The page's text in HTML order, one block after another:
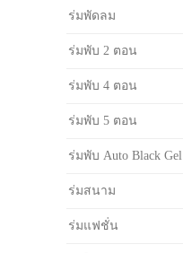
ร่มพัดลม
ร่มพับ 2 ตอน
ร่มพับ 4 ตอน
ร่มพับ 5 ตอน
ร่มพับ Auto Black Gel
ร่มสนาม
ร่มแฟชั่น